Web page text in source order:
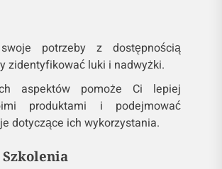
potrzeby z dostępnością
zidentyfikować luki i nadwyżki.
aspektów pomoże Ci lepiej
produktami i podejmować
dotyczące ich wykorzystania.